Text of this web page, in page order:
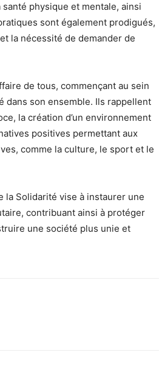
physique et mentale, ainsi
sont également prodigués,
la nécessité de demander de
de tous, commençant au sein
dans son ensemble. Ils rappellent
la création d’un environnement
positives permettant aux
comme la culture, le sport et le
la Solidarité vise à instaurer une
contribuant ainsi à protéger
une société plus unie et